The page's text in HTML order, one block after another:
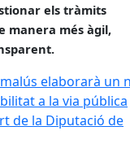
els tràmits
manera més àgil,
elaborarà un
elaborarà un
a la via pública
de la Diputació de